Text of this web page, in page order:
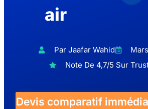
air
Par Jaafar Wahid
Note De 4,7/5 Sur
Devis comparatif